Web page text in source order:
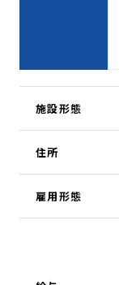
施設形態
住所
雇用形態